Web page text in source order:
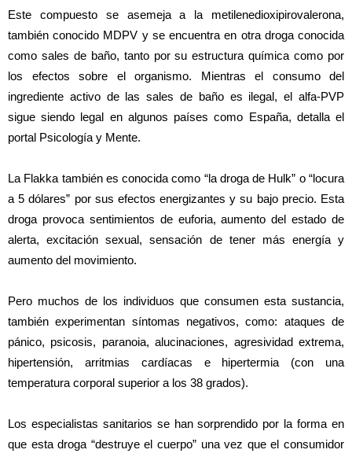
Este compuesto se asemeja a la metilenedioxipirovalerona,
también conocido MDPV y se encuentra en otra droga conocida
como sales de baño, tanto por su estructura química como por
los efectos sobre el organismo. Mientras el consumo del
ingrediente activo de las sales de baño es ilegal, el alfa-PVP
sigue siendo legal en algunos países como España, detalla el
portal Psicología y Mente.
La Flakka también es conocida como “la droga de Hulk” o “locura
a 5 dólares” por sus efectos energizantes y su bajo precio. Esta
droga provoca sentimientos de euforia, aumento del estado de
alerta, excitación sexual, sensación de tener más energía y
aumento del movimiento.
Pero muchos de los individuos que consumen esta sustancia,
también experimentan síntomas negativos, como: ataques de
pánico, psicosis, paranoia, alucinaciones, agresividad extrema,
hipertensión, arritmias cardíacas e hipertermia (con una
temperatura corporal superior a los 38 grados).
Los especialistas sanitarios se han sorprendido por la forma en
que esta droga “destruye el cuerpo” una vez que el consumidor